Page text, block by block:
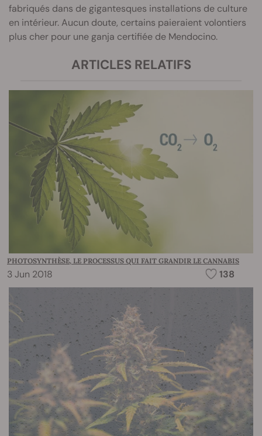
fabriqués dans de gigantesques installations de culture
en intérieur. Aucun doute, certains paieraient volontiers
plus cher pour une ganja certifiée de Mendocino.
ARTICLES RELATIFS
PHOTOSYNTHÈSE, LE PROCESSUS QUI FAIT GRANDIR LE CANNABIS
3 Jun 2018 138